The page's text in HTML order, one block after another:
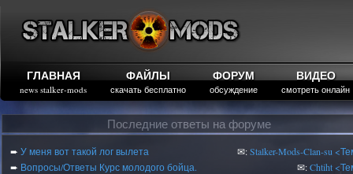
ГЛАВНАЯ
news stalker-mods
ФАЙЛЫ
скачать бесплатно
ФОРУМ
обсуждение
ВИДЕО
смотреть онлайн
Последние ответы на форуме
➨ У меня вот такой лог вылета ✉:Stalker-Mods-Clan-su
➨ Вопросы/Ответы Курс молодого бойца. ✉:Chtiht